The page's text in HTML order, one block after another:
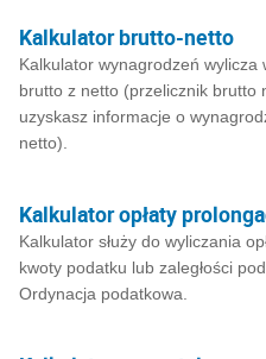
Kalkulator brutto-netto
Kalkulator wynagrodzeń
brutto z netto (przelicznik brutto
uzyskasz informacje o
netto).
Kalkulator opłaty
Kalkulator służy do wyliczania
kwoty podatku lub zaległości
Ordynacja podatkowa.